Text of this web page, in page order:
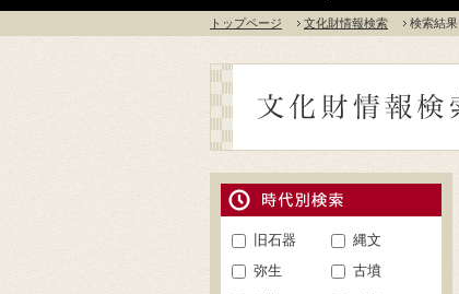
トップページ 文化財情報検索 検索結果
旧石器
縄文
弥生
古墳